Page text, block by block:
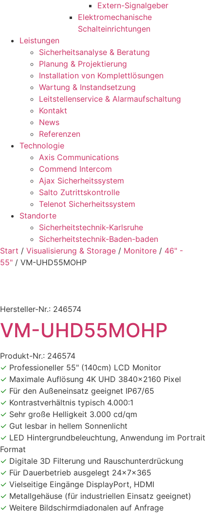
Extern-Signalgeber
Elektromechanische
Schalteinrichtungen
Leistungen
Sicherheitsanalyse & Beratung
Planung & Projektierung​
Installation von Komplettlösungen
Wartung & Instandsetzung
Leitstellenservice & Alarmaufschaltung
Kontakt
News
Referenzen
Technologie
Axis Communications
Commend Intercom
Ajax Sicherheitssystem​
Salto Zutrittskontrolle
Telenot Sicherheitssystem
Standorte
Sicherheitstechnik-Karlsruhe
Sicherheitstechnik-Baden-baden
Start / Visualisierung & Storage / Monitore / 46" -
55" / VM-UHD55MOHP
Hersteller-Nr.: 246574
VM-UHD55MOHP
Produkt-Nr.: 246574
✓ Professioneller 55" (140cm) LCD Monitor
✓ Maximale Auflösung 4K UHD 3840x2160 Pixel
✓ Für den Außeneinsatz geeignet IP67/65
✓ Kontrastverhältnis typisch 4.000:1
✓ Sehr große Helligkeit 3.000 cd/qm
✓ Gut lesbar in hellem Sonnenlicht
✓ LED Hintergrundbeleuchtung, Anwendung im Portrait
Format
✓ Digitale 3D Filterung und Rauschunterdrückung
✓ Für Dauerbetrieb ausgelegt 24x7x365
✓ Vielseitige Eingänge DisplayPort, HDMI
✓ Metallgehäuse (für industriellen Einsatz geeignet)
✓ Weitere Bildschirmdiadonalen auf Anfrage